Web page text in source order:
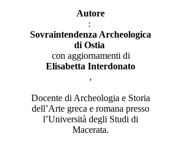
Autore
:
Sovraintendenza Archeologica
di Ostia
con aggiornamenti di
Elisabetta Interdonato
,
Docente di Archeologia e Storia
dell’Arte greca e romana presso
l’Università degli Studi di
Macerata.